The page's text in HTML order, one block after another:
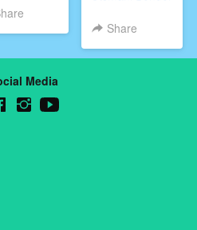
kids
(Putih) Jilid 1 -
Share
Media